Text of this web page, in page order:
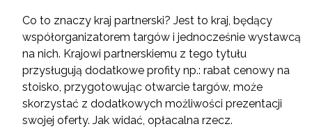
Co to znaczy kraj partnerski? Jest to kraj, będący
współorganizatorem targów i jednocześnie wystawcą
na nich. Krajowi partnerskiemu z tego tytułu
przysługują dodatkowe profity np.: rabat cenowy na
stoisko, przygotowując otwarcie targów, może
skorzystać z dodatkowych możliwości prezentacji
swojej oferty. Jak widać, opłacalna rzecz.